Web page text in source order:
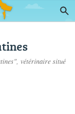
vétérinaire situé